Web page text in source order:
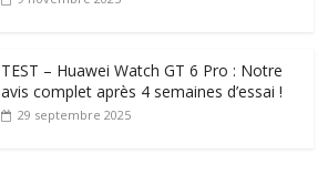
TEST – Huawei Watch GT 6 Pro : Notre
avis complet après 4 semaines d’essai !
29 septembre 2025